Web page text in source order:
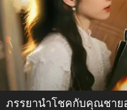
ภรรยานำโชคกับคุณชาย